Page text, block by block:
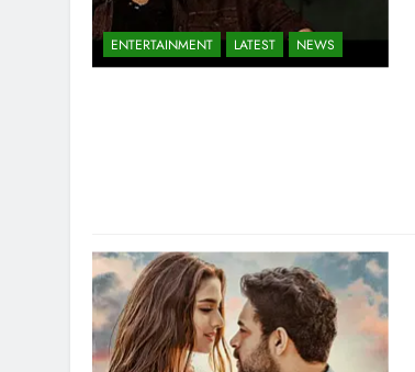
ENTERTAINMENT LATEST NEWS